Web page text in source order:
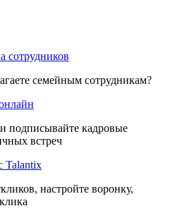
сотрудников
семейным сотрудникам?
подписывайте кадровые
встреч
Talantix
настройте воронку,